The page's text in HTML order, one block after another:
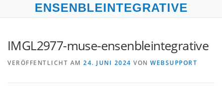
ENSENBLEINTEGRATIVE
IMGL2977-muse-ensenbleintegrative
VERÖFFENTLICHT AM 24. JUNI 2024 VON WEBSUPPORT